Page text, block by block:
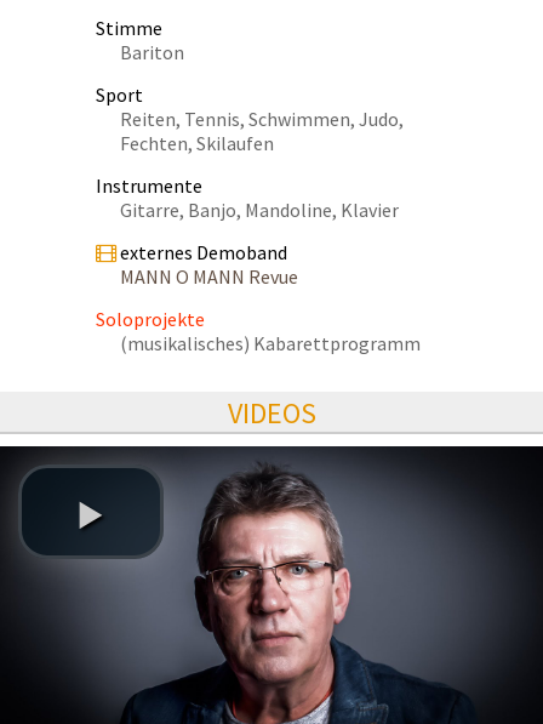
Stimme
Bariton
Sport
Reiten, Tennis, Schwimmen, Judo,
Fechten, Skilaufen
Instrumente
Gitarre, Banjo, Mandoline, Klavier
externes Demoband
MANN O MANN Revue
Soloprojekte
(musikalisches) Kabarettprogramm
VIDEOS